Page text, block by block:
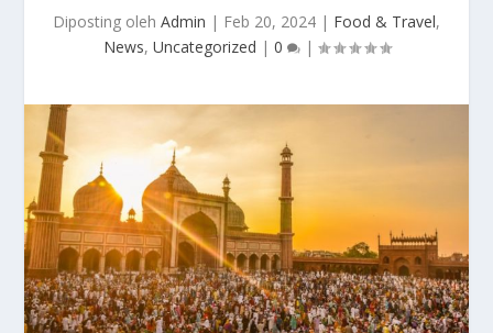
Diposting oleh Admin | Feb 20, 2024 | Food & Travel,
News, Uncategorized | 0 |